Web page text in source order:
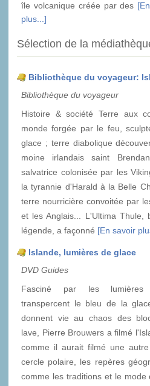
île volcanique créée par des
plus...]
Sélection de la
Bibliothèque du voyageur:
Bibliothèque du voyageur
Histoire & société Terre aux
monde forgée par le feu,
glace ; terre diabolique
moine irlandais saint
salvatrice colonisée par les
la tyrannie d'Harald à la Belle
terre nourricière convoitée par
et les Anglais... L'Ultima Thule,
légende, a façonné [En savoir
Islande, lumières de glace
DVD Guides
Fasciné par les lumières
transpercent le bleu de la
donnent vie au chaos des
lave, Pierre Brouwers a filmé
comme il aurait filmé une
cercle polaire, les repères
comme les traditions et le